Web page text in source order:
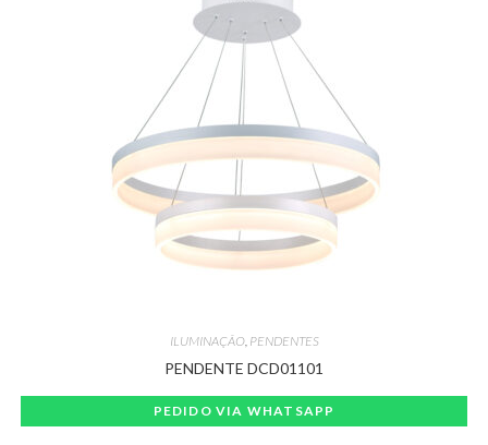
ILUMINAÇÃO, PENDENTES
PENDENTE DCD01101
PEDIDO VIA WHATSAPP